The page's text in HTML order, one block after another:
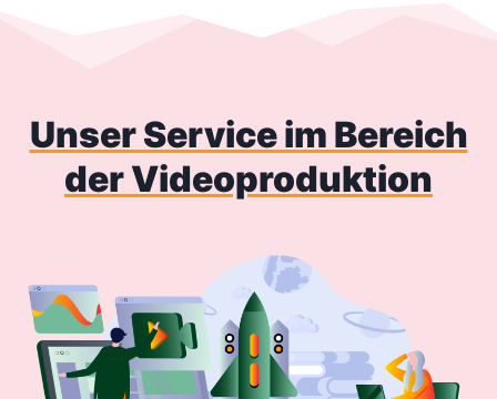
Unser Service im Bereich
der Videoproduktion